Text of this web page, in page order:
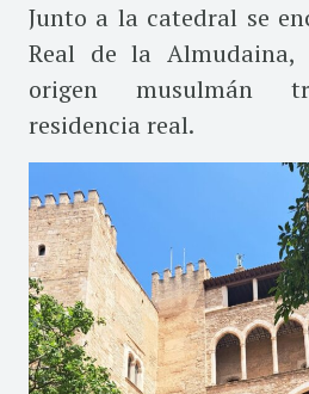
Junto a la catedral se
Real de la
origen musulmán
residencia real.